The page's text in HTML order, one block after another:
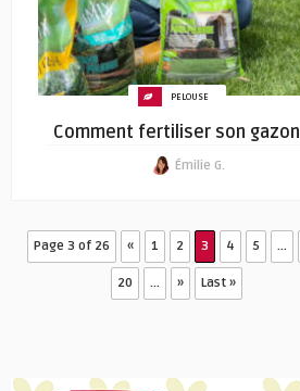
PELOUSE
Comment fertiliser son gazon
Émilie G.
Page 3 of 26 « 1 2 3 4 5 ...
20 ... » Last »